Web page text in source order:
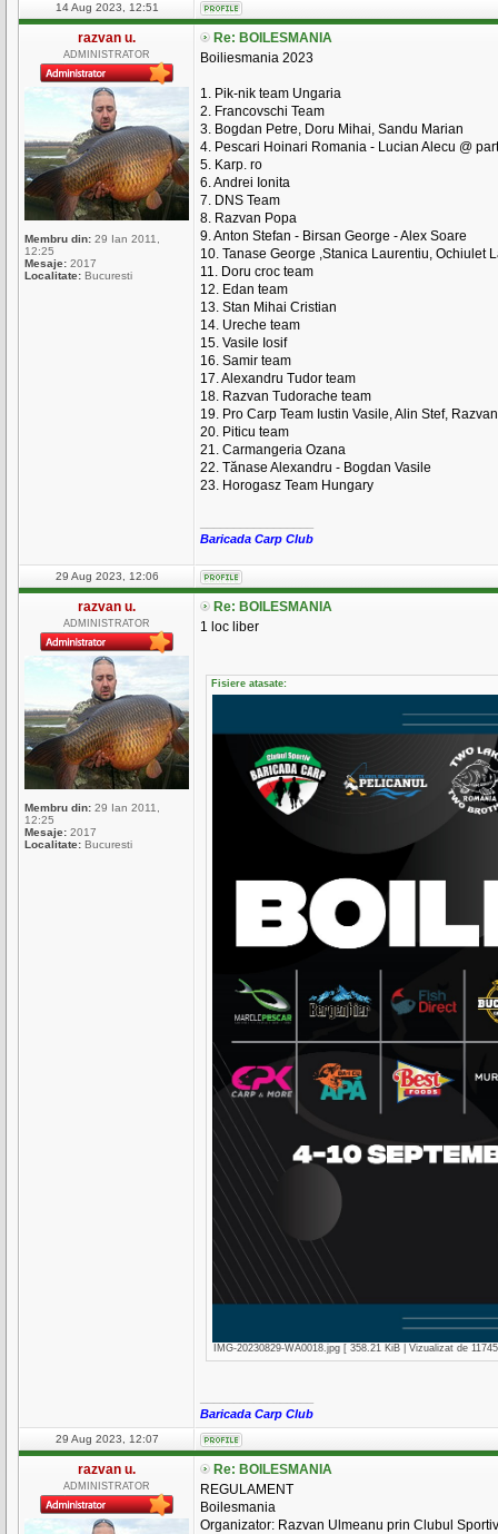
14 Aug 2023, 12:51
razvan u.
ADMINISTRATOR
Membru din: 29 Ian 2011,
12:25
Mesaje: 2017
Localitate: Bucuresti
Re: BOILESMANIA
Boiliesmania 2023
1. Pik-nik team Ungaria
2. Francovschi Team
3. Bogdan Petre, Doru Mihai, Sandu Marian
4. Pescari Hoinari Romania - Lucian Alecu @
5. Karp. ro
6. Andrei Ionita
7. DNS Team
8. Razvan Popa
9. Anton Stefan - Birsan George - Alex Soare
10. Tanase George ,Stanica Laurentiu, Ochiulet
11. Doru croc team
12. Edan team
13. Stan Mihai Cristian
14. Ureche team
15. Vasile Iosif
16. Samir team
17. Alexandru Tudor team
18. Razvan Tudorache team
19. Pro Carp Team Iustin Vasile, Alin Stef,
20. Piticu team
21. Carmangeria Ozana
22. Tănase Alexandru - Bogdan Vasile
23. Horogasz Team Hungary
Baricada Carp Club
29 Aug 2023, 12:06
razvan u.
ADMINISTRATOR
Membru din: 29 Ian 2011,
12:25
Mesaje: 2017
Localitate: Bucuresti
Re: BOILESMANIA
1 loc liber
Fisiere atasate:
IMG-20230829-WA0018.jpg [ 358.21 KiB | Vizualizat de
Baricada Carp Club
29 Aug 2023, 12:07
razvan u.
ADMINISTRATOR
Re: BOILESMANIA
REGULAMENT
Boilesmania
Organizator: Razvan Ulmeanu prin Clubul